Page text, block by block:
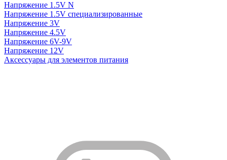
Напряжение 1.5V N
Напряжение 1.5V специализированные
Напряжение 3V
Напряжение 4.5V
Напряжение 6V-9V
Напряжение 12V
Аксессуары для элементов питания